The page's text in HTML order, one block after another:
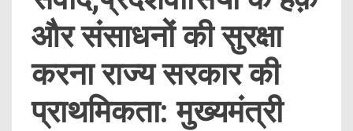
और संसाधनों की सुरक्षा
करना राज्य सरकार की
प्राथमिकता: मुख्यमंत्री